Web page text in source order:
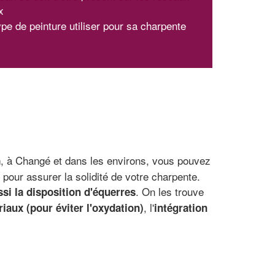
de peinture utiliser pour sa charpente
Changé et dans les environs, vous pouvez
assurer la solidité de votre charpente.
la disposition d'équerres. On les trouve
(pour éviter l'oxydation), l'intégration